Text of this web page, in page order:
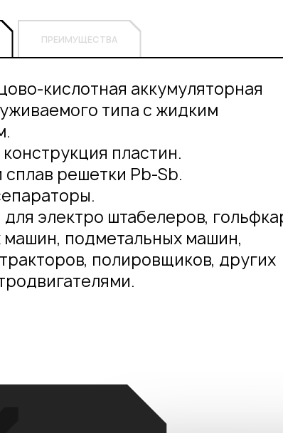
кислотная аккумуляторная
типа с жидким
пластин.
решетки Pb-Sb.
электро штабелеров,
подметальных машин,
полировщиков, других
ПРЕИМУЩЕСТВА